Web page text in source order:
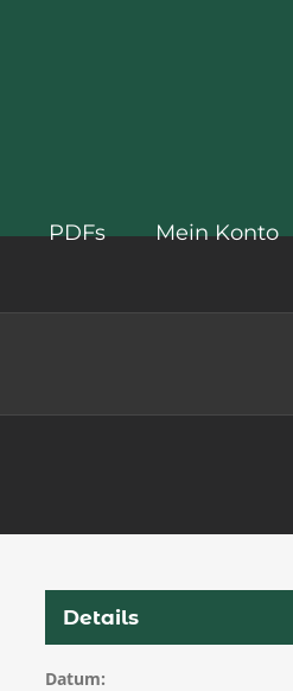
PDFs Mein Konto
Details
Datum: